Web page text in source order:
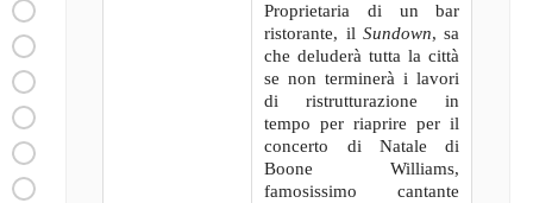
Proprietaria di un bar
ristorante, il Sundown, sa
che deluderà tutta la città
se non terminerà i lavori
di ristrutturazione in
tempo per riaprire per il
concerto di Natale di
Boone Williams,
famosissimo cantante